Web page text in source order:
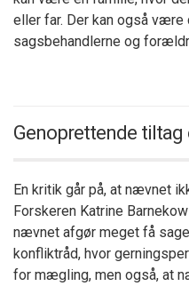
eller far. Der kan også
sagsbehandlerne og
Genoprettende
En kritik går på, at nævnet
Forskeren Katrine
nævnet afgør meget få
konfliktråd, hvor
for mægling, men også, at